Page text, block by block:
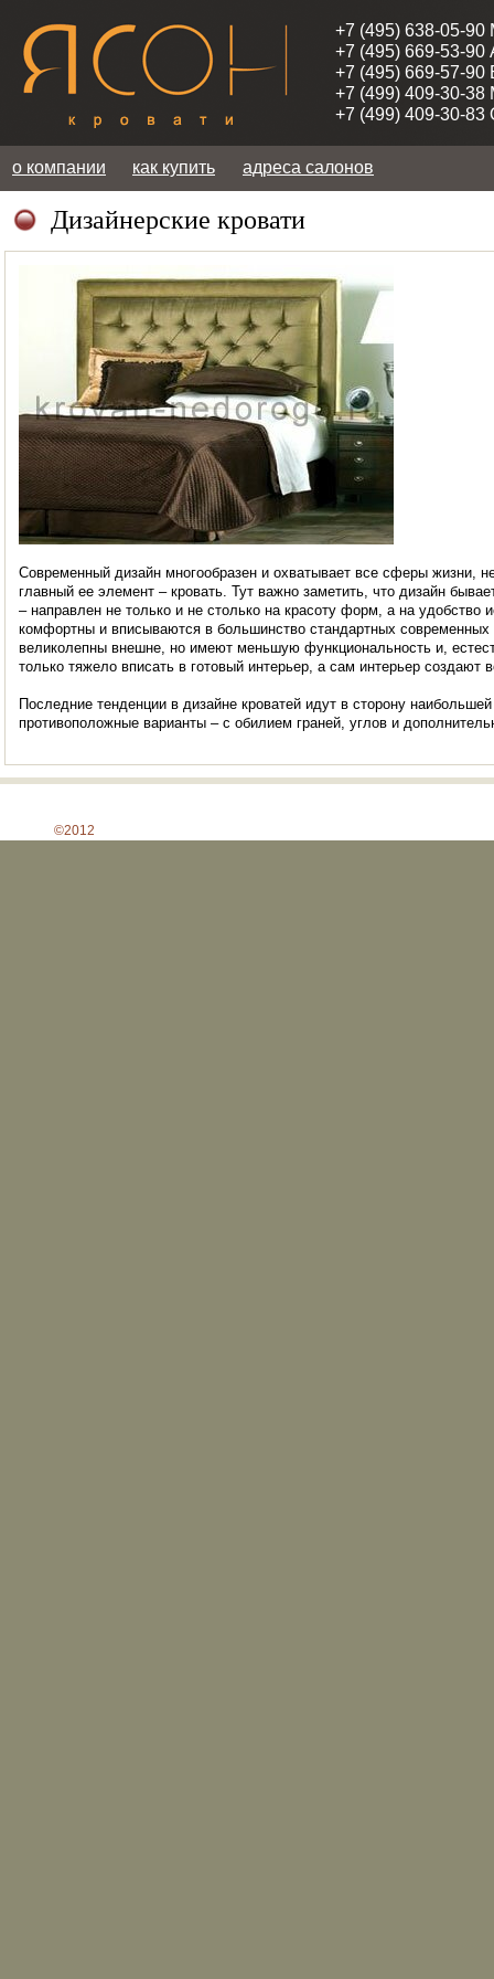
+7 (495) 638-05-90
+7 (495) 669-53-90
+7 (495) 669-57-90
+7 (499) 409-30-38
+7 (499) 409-30-83
о компании как купить адреса салонов
Дизайнерские кровати
Современный дизайн многообразен и охватывает все сферы жизни,
главный ее элемент – кровать. Тут важно заметить, что дизайн
– направлен не только и не столько на красоту форм, а на
комфортны и вписываются в большинство стандартных
великолепны внешне, но имеют меньшую функциональность и,
только тяжело вписать в готовый интерьер, а сам интерьер создают
Последние тенденции в дизайне кроватей идут в сторону
противоположные варианты – с обилием граней, углов и
©2012